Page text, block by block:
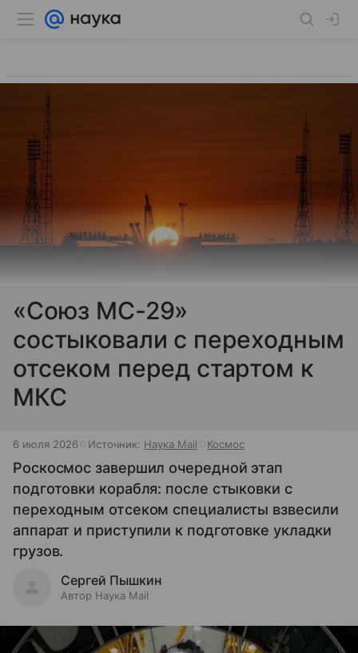
«Союз МС-29»
состыковали с переходным
отсеком перед стартом к
МКС
6 июля 2026 Источник: Наука Mail Космос
Роскосмос завершил очередной этап
подготовки корабля: после стыковки с
переходным отсеком специалисты взвесили
аппарат и приступили к подготовке укладки
грузов.
Сергей Пышкин
Автор Наука Mail